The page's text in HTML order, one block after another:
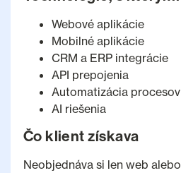
Webové aplikácie
Mobilné aplikácie
CRM a ERP integrácie
API prepojenia
Automatizácia procesov
AI riešenia
Čo klient získava
Neobjednáva si len web